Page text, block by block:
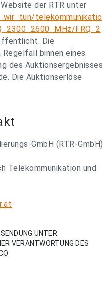
der RTR unter
telekommunikatio
FRQ_2
Die
binnen eines
des Auktionsergebnisses
Die Auktionserlöse
GmbH (RTR-GmbH)
Telekommunikation und
UNTER
VERANTWORTUNG DES